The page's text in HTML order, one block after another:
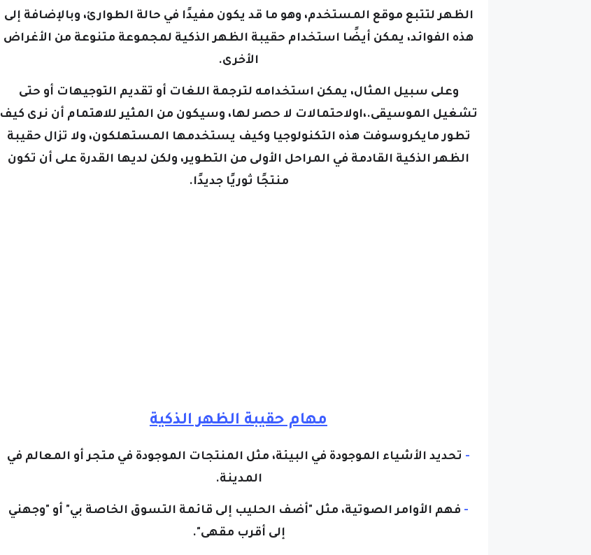
الظهر لتتبع موقع المستخدم، وهو ما قد يكون مفيدًا في حالة الطوارئ، وبالإضافة إلى
هذه الفوائد، يمكن أيضًا استخدام حقيبة الظهر الذكية لمجموعة متنوعة من الأغراض
الأخرى.
وعلى سبيل المثال، يمكن استخدامه لترجمة اللغات أو تقديم التوجيهات أو حتى
تشغيل الموسيقى.،اولاحتمالات لا حصر لها، وسيكون من المثير للاهتمام أن نرى كيف
تطور مايكروسوفت هذه التكنولوجيا وكيف يستخدمها المستهلكون، ولا تزال حقيبة
الظهر الذكية القادمة في المراحل الأولى من التطوير، ولكن لديها القدرة على أن تكون
منتجًا ثوريًا جديدًا.
مهام حقيبة الظهر الذكية
- تحديد الأشياء الموجودة في البيئة، مثل المنتجات الموجودة في متجر أو المعالم في
المدينة.
- فهم الأوامر الصوتية، مثل "أضف الحليب إلى قائمة التسوق الخاصة بي" أو "وجهني
إلى أقرب مقهى".